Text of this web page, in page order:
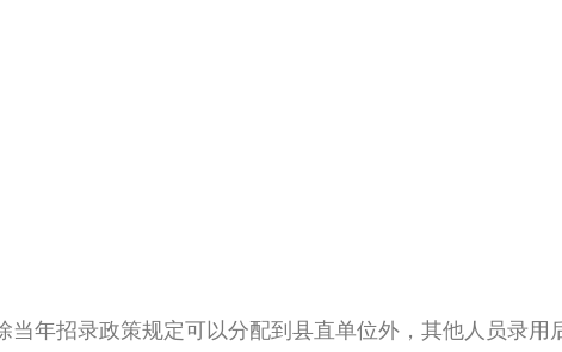
年招录政策规定可以分配到县直单位外，其他人员录用